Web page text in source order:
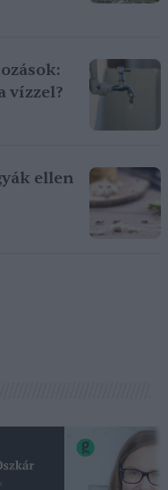
vízzel?
ellen